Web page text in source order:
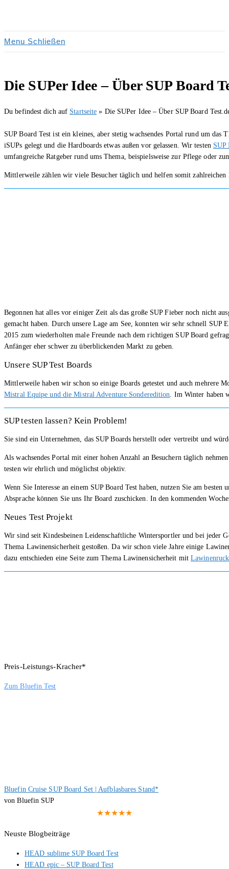
Menu Schließen
Die SUPer Idee – Über SUP Board
Du befindest dich auf Startseite » Die SUPer Idee – Über SUP Board
SUP Board Test ist ein kleines, aber stetig wachsendes Portal rund um
iSUPs gelegt und die Hardboards etwas außen vor gelassen. Wir testen SUP
umfangreiche Ratgeber rund ums Thema, beispielsweise zur Pflege oder
Mittlerweile zählen wir viele Besucher täglich und helfen somit zahlreichen
Begonnen hat alles vor einiger Zeit als das große SUP Fieber noch nicht
gemacht haben. Durch unsere Lage am See, konnten wir sehr schnell
2015 zum wiederholten male Freunde nach dem richtigen SUP Board
Anfänger eher schwer zu überblickenden Markt zu geben.
Unsere SUP Test Boards
Mittlerweile haben wir schon so einige Boards getestet und auch mehrere
Mistral Equipe und die Mistral Adventure Sonderedition . Im Winter haben
SUP testen lassen? Kein Problem!
Sie sind ein Unternehmen, das SUP Boards herstellt oder vertreibt und
Als wachsendes Portal mit einer hohen Anzahl an Besuchern täglich
testen wir ehrlich und möglichst objektiv.
Wenn Sie Interesse an einem SUP Board Test haben, nutzen Sie am besten
Absprache können Sie uns Ihr Board zuschicken. In den kommenden
Neues Test Projekt
Wir sind seit Kindesbeinen Leidenschaftliche Wintersportler und bei jeder
Thema Lawinensicherheit gestoßen. Da wir schon viele Jahre einige
dazu entschieden eine Seite zum Thema Lawinensicherheit mit
Preis-Leistungs-Kracher*
Zum Bluefin Test
Bluefin Cruise SUP Board Set | Aufblasbares Stand*
von Bluefin SUP
★★★★★
Neuste Blogbeiträge
HEAD sublime SUP Board Test
HEAD epic – SUP Board Test